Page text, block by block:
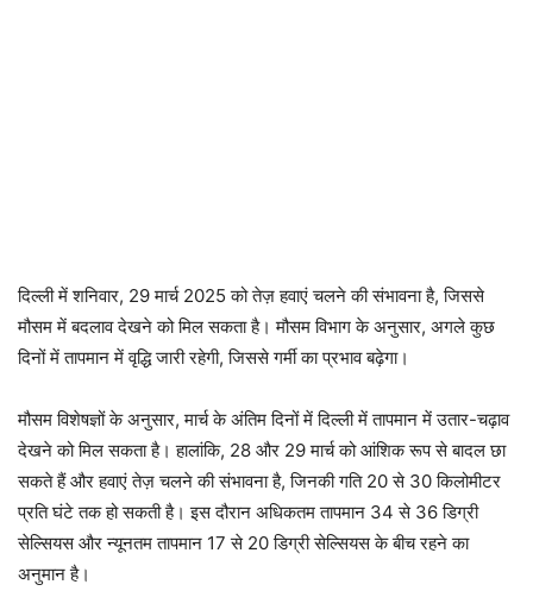
दिल्ली में शनिवार, 29 मार्च 2025 को तेज़ हवाएं चलने की संभावना है, जिससे
मौसम में बदलाव देखने को मिल सकता है। मौसम विभाग के अनुसार, अगले कुछ
दिनों में तापमान में वृद्धि जारी रहेगी, जिससे गर्मी का प्रभाव बढ़ेगा।
मौसम विशेषज्ञों के अनुसार, मार्च के अंतिम दिनों में दिल्ली में तापमान में उतार-चढ़ाव
देखने को मिल सकता है। हालांकि, 28 और 29 मार्च को आंशिक रूप से बादल छा
सकते हैं और हवाएं तेज़ चलने की संभावना है, जिनकी गति 20 से 30 किलोमीटर
प्रति घंटे तक हो सकती है। इस दौरान अधिकतम तापमान 34 से 36 डिग्री
सेल्सियस और न्यूनतम तापमान 17 से 20 डिग्री सेल्सियस के बीच रहने का
अनुमान है।